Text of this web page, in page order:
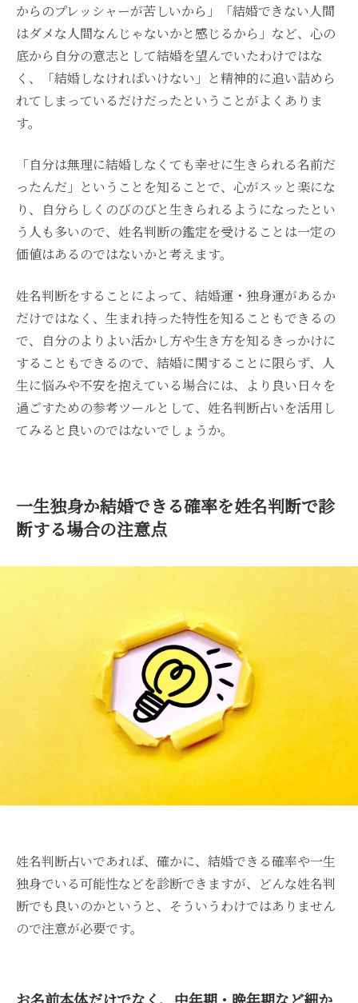
からのプレッシャーが苦しいから」「結婚できない人間
はダメな人間なんじゃないかと感じるから」など、心の
底から自分の意志として結婚を望んでいたわけではな
く、「結婚しなければいけない」と精神的に追い詰めら
れてしまっているだけだったということがよくありま
す。
「自分は無理に結婚しなくても幸せに生きられる名前だ
ったんだ」ということを知ることで、心がスッと楽にな
り、自分らしくのびのびと生きられるようになったとい
う人も多いので、姓名判断の鑑定を受けることは一定の
価値はあるのではないかと考えます。
姓名判断をすることによって、結婚運・独身運があるか
だけではなく、生まれ持った特性を知ることもできるの
で、自分のよりよい活かし方や生き方を知るきっかけに
することもできるので、結婚に関することに限らず、人
生に悩みや不安を抱えている場合には、より良い日々を
過ごすための参考ツールとして、姓名判断占いを活用し
てみると良いのではないでしょうか。
一生独身か結婚できる確率を姓名判断で診
断する場合の注意点
姓名判断占いであれば、確かに、結婚できる確率や一生
独身でいる可能性などを診断できますが、どんな姓名判
断でも良いのかというと、そういうわけではありません
ので注意が必要です。
お名前本体だけでなく、中年期・晩年期など細か